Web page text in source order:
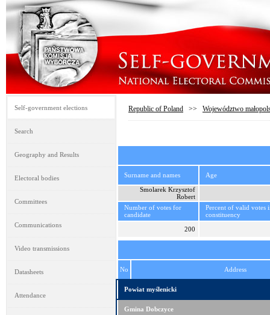
Self-government elections
Search
Geography and Results
Electoral bodies
Committees
Communications
Video transmissions
Datasheets
Attendance
Republic of Poland >> Województwo
Surname and names
Age
Smolarek Krzysztof
Robert
Number of votes for
candidate
Percent of valid votes
constituency
200
No Address
Powiat myślenicki
Gmina Dobczyce